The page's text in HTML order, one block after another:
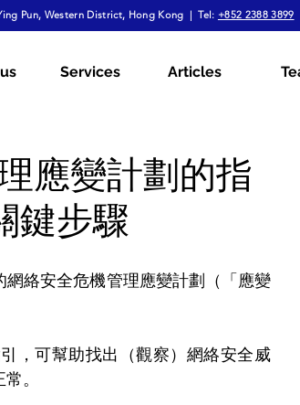
Services Articles
Pun, Western District, Hong Kong | Tel: +852 2388 3899
Tax Wills & Probate
Notarial Practice
應變計劃的指
鍵步驟
絡安全危機管理應變計劃（「應變
，可幫助找出（觀察）網絡安全威
。